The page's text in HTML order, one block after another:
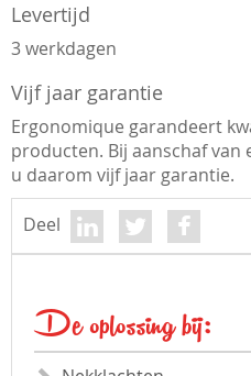
Levertijd
3 werkdagen
Vijf jaar garantie
Ergonomique garandeert
producten. Bij aanschaf
u daarom vijf jaar garantie.
Deel
De oplossing bij: